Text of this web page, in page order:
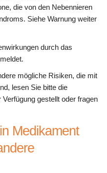
die von den Nebennieren
Siehe Warnung weiter
durch das
mögliche Risiken, die mit
lesen Sie bitte die
gestellt oder fragen
Medikament